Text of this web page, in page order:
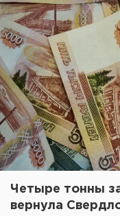
Четыре тонны
вернула